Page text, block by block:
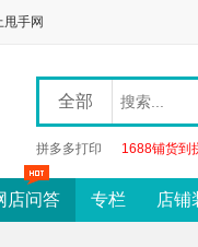
甩手网
全部
拼多多打印 1688铺货到
店问答 专栏 店铺